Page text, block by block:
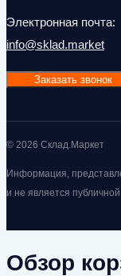
Электронная почта:
info@sklad.market
Заказать звонок
© 2026 Склад.Маркет
Информация,
и не является
Обзор